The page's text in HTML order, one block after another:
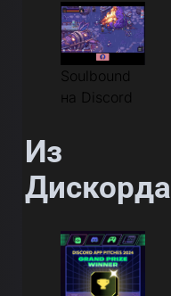
Soulbound
на Discord
Из
Дискорда